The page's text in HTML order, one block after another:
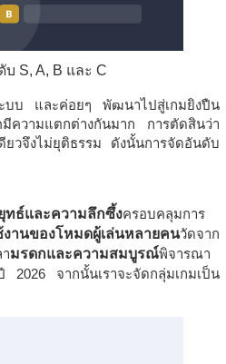
S, A, B และ C
ะบบ และค่อยๆ พัฒนาไปสู่เกมยิงปืน
ความแตกต่างกันมาก การตัดสินว่า
ยวจึงไม่ยุติธรรม ดังนั้นการจัดอันดับ
ทธ์และความลึกซึ้งครอบคลุมการ
งานของโหมดผู้เล่นหลายคนวัดจาก
มรดกและความสมบูรณ์พิจารณา
2026 จากนั้นเราจะจัดกลุ่มเกมเป็น